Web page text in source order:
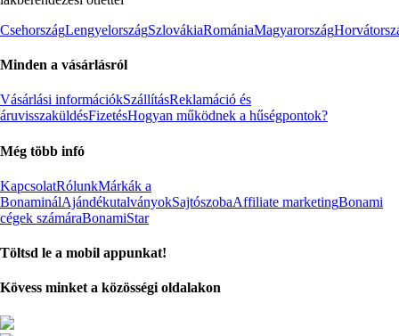
CsehországLengyelországSzlovákiaRomániaMagyarország
Minden a vásárlásról
Vásárlási információkSzállításReklamáció és
áruvisszaküldésFizetésHogyan működnek a hűségpontok?
Még több infó
KapcsolatRólunkMárkák a
BonaminálAjándékutalványokSajtószobaAffiliate marketingBonami
cégek számáraBonamiStar
Töltsd le a mobil appunkat!
Kövess minket a közösségi oldalakon